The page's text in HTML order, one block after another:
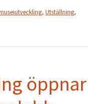
, Utställning,
öppnar